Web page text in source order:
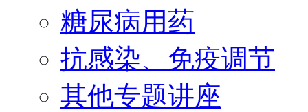
糖尿病用药
抗感染、免疫调节
其他专题讲座